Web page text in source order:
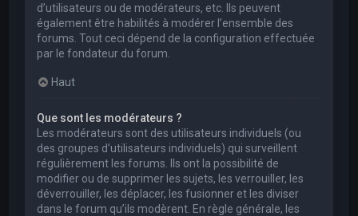
d’utilisateurs ou de modérateurs, etc. Ils peuvent
également être habilités à modérer l’ensemble des
forums. Tout ceci dépend de la configuration effectuée
par le fondateur du forum.
Haut
Que sont les modérateurs ?
Les modérateurs sont des utilisateurs individuels (ou
des groupes d’utilisateurs individuels) qui surveillent
régulièrement les forums. Ils ont la possibilité de
modifier ou de supprimer les sujets, les verrouiller, les
déverrouiller, les déplacer, les fusionner et les diviser
dans le forum qu’ils modèrent. En règle générale, les